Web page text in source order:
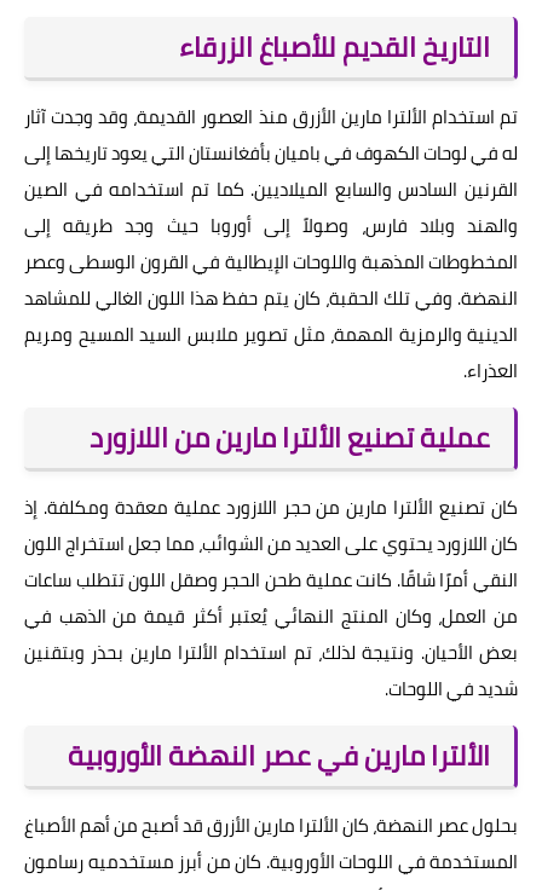
التاريخ القديم للأصباغ الزرقاء
تم استخدام الألترا مارين الأزرق منذ العصور القديمة، وقد وجدت آثار
له في لوحات الكهوف في باميان بأفغانستان التي يعود تاريخها إلى
القرنين السادس والسابع الميلاديين. كما تم استخدامه في الصين
والهند وبلاد فارس، وصولاً إلى أوروبا حيث وجد طريقه إلى
المخطوطات المذهبة واللوحات الإيطالية في القرون الوسطى وعصر
النهضة. وفي تلك الحقبة، كان يتم حفظ هذا اللون الغالي للمشاهد
الدينية والرمزية المهمة، مثل تصوير ملابس السيد المسيح ومريم
العذراء.
عملية تصنيع الألترا مارين من اللازورد
كان تصنيع الألترا مارين من حجر اللازورد عملية معقدة ومكلفة. إذ
كان اللازورد يحتوي على العديد من الشوائب، مما جعل استخراج اللون
النقي أمرًا شاقًا. كانت عملية طحن الحجر وصقل اللون تتطلب ساعات
من العمل، وكان المنتج النهائي يُعتبر أكثر قيمة من الذهب في
بعض الأحيان. ونتيجة لذلك، تم استخدام الألترا مارين بحذر وبتقنين
شديد في اللوحات.
الألترا مارين في عصر النهضة الأوروبية
بحلول عصر النهضة، كان الألترا مارين الأزرق قد أصبح من أهم الأصباغ
المستخدمة في اللوحات الأوروبية. كان من أبرز مستخدميه رسامون